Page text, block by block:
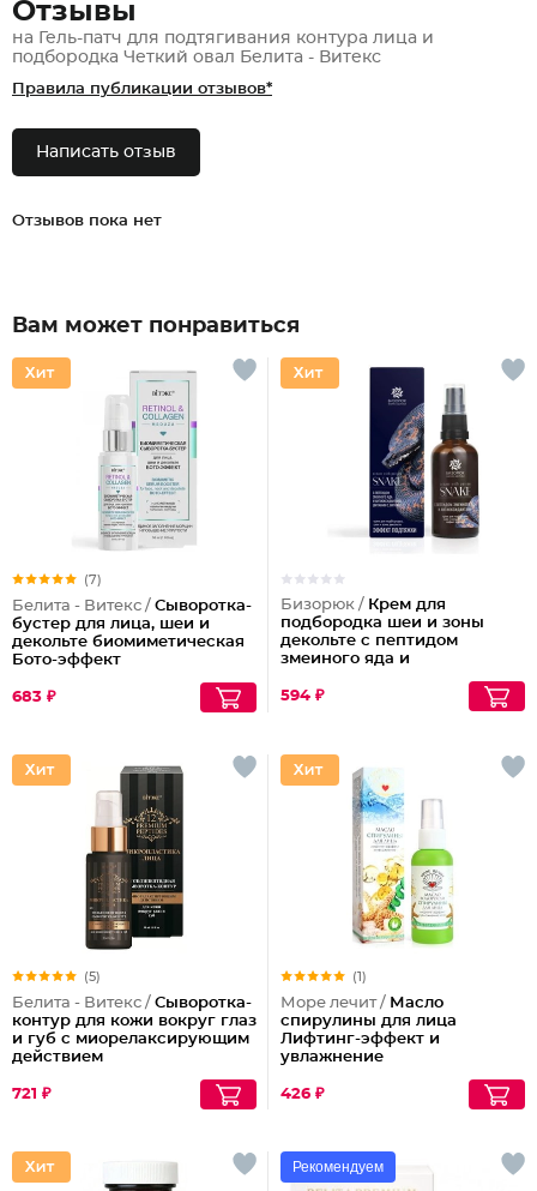
Отзывы
на Гель-патч для подтягивания контура лица и
подбородка Четкий овал Белита - Витекс
Правила публикации отзывов*
Написать отзыв
Отзывов пока нет
Вам может понравиться
(7)
Белита - Витекс / Сыворотка-
бустер для лица, шеи и
декольте биомиметическая
Бото-эффект
683 ₽
Бизорюк / Крем для
подбородка шеи и зоны
декольте с пептидом
змеиного яда и
594 ₽
(5)
Белита - Витекс / Сыворотка-
контур для кожи вокруг глаз
и губ с миорелаксирующим
действием
721 ₽
(1)
Море лечит / Масло
спирулины для лица
Лифтинг-эффект и
увлажнение
426 ₽
Рекомендуем